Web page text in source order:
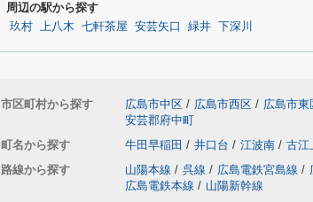
周辺の駅から探す
玖村 上八木 七軒茶屋 安芸矢口 緑井 下深川
市区町村から探す 広島市中区 / 広島市西区 / 広島市東
安芸郡府中町
町名から探す
牛田早稲田 / 井口台 / 江波南 / 古江
路線から探す
山陽本線 / 呉線 / 広島電鉄宮島線 /
広島電鉄本線 / 山陽新幹線